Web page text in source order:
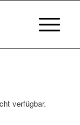
verfügbar.